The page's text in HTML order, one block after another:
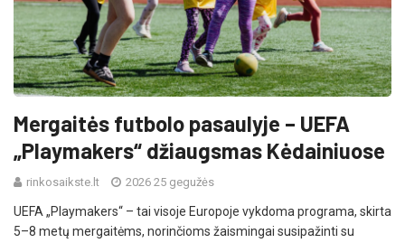
Mergaitės futbolo pasaulyje – UEFA
„Playmakers“ džiaugsmas Kėdainiuose
rinkosaikste.lt 2026 25 gegužės
UEFA „Playmakers“ – tai visoje Europoje vykdoma programa, skirta
5–8 metų mergaitėms, norinčioms žaismingai susipažinti su